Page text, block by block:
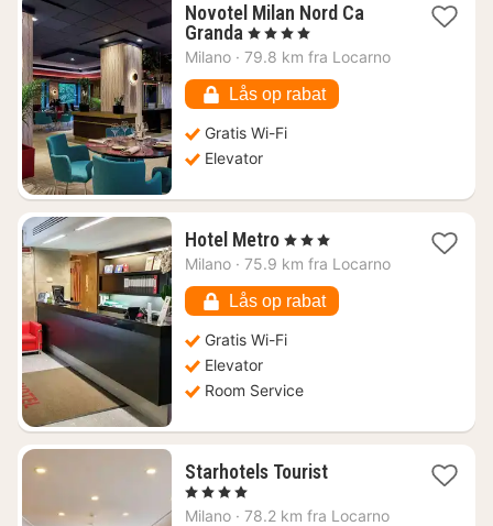
Novotel Milan Nord Ca
Granda 1
nat
327
kr.
, 4 Stjerner
Milano · 79.8 km fra Locarno
Lås op rabat
Gratis Wi-Fi
Elevator
Hotel Metro1
nat
685
kr.
, 3 Stjerner
Milano · 75.9 km fra Locarno
Lås op rabat
Gratis Wi-Fi
Elevator
Room Service
Starhotels Tourist1
fra
, 4 Stjerner
Milano · 78.2 km fra Locarno